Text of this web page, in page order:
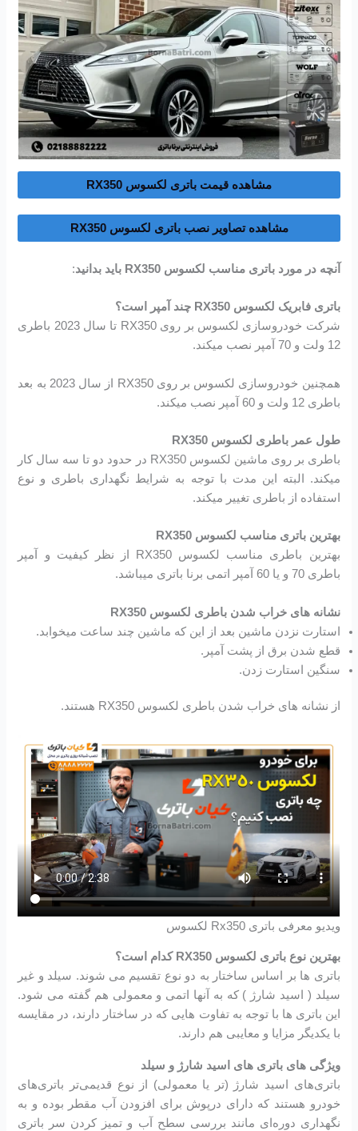
مشاهده قیمت باتری لکسوس RX350
مشاهده تصاویر نصب باتری لکسوس RX350
آنچه در مورد باتری مناسب لکسوس RX350 باید بدانید :
باتری فابریک لکسوس RX350 چند آمپر است؟
شرکت خودروسازی لکسوس بر روی RX350 تا سال 2023 باطری
12 ولت و 70 آمپر نصب میکند.
همچنین خودروسازی لکسوس بر روی RX350 از سال 2023 به بعد
باطری 12 ولت و 60 آمپر نصب میکند.
طول عمر باطری لکسوس RX350
باطری بر روی ماشین لکسوس RX350 در حدود دو تا سه سال کار
میکند. البته این مدت با توجه به شرایط نگهداری باطری و نوع
استفاده از باطری تغییر میکند.
بهترین باتری مناسب لکسوس RX350
بهترین باطری مناسب لکسوس RX350 از نظر کیفیت و آمپر
باطری 70 و یا 60 آمپر اتمی برنا باتری میباشد.
نشانه های خراب شدن باطری لکسوس RX350
استارت نزدن ماشین بعد از این که ماشین چند ساعت میخوابد.
قطع شدن برق از پشت آمپر.
سنگین استارت زدن.
از نشانه های خراب شدن باطری لکسوس RX350 هستند.
ویدیو معرفی باتری Rx350 لکسوس
بهترین نوع باتری لکسوس RX350 کدام است؟
باتری ها بر اساس ساختار به دو نوع تقسیم می شوند. سیلد و غیر
سیلد ( اسید شارژ ) که به آنها اتمی و معمولی هم گفته می شود.
این باتری ها با توجه به تفاوت هایی که در ساختار دارند، در مقایسه
با یکدیگر مزایا و معایبی هم دارند.
ویژگی های باتری های اسید شارژ و سیلد
باتری‌های اسید شارژ (تر یا معمولی) از نوع قدیمی‌تر باتری‌های
خودرو هستند که دارای درپوش برای افزودن آب مقطر بوده و به
نگهداری دوره‌ای مانند بررسی سطح آب و تمیز کردن سر باتری